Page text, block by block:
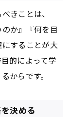
きことは、
か』『何を目
することが大
的によって学
からです。
決める